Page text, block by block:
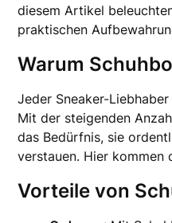
diesem Artikel
praktischen
Warum
Jeder Sneaker-
Mit der steigenden
das Bedürfnis, sie
verstauen. Hier kommen
Vorteile von